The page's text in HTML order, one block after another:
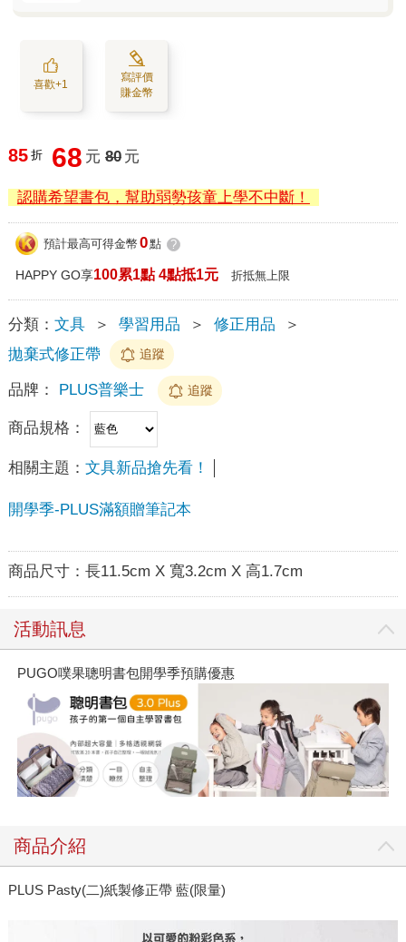
喜歡+1
寫評價
賺金幣
85 折 68 元 80 元
認購希望書包，幫助弱勢孩童上學不中斷！
預計最高可得金幣 0點 ?
HAPPY GO享100累1點 4點抵1元 折抵無上限
分類： 文具 ＞ 學習用品 ＞ 修正用品
＞
拋棄式修正帶
追蹤
品牌： PLUS普樂士 追蹤
商品規格：
相關主題： 文具新品搶先看！
開學季-PLUS滿額贈筆記本
商品尺寸： 長11.5cm X 寬3.2cm X 高1.7cm
活動訊息
PUGO噗果聰明書包開學季預購優惠
商品介紹
PLUS Pasty(二)紙製修正帶 藍(限量)